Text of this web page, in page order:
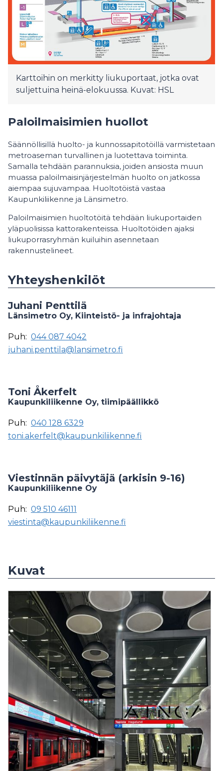
Karttoihin on merkitty liukuportaat, jotka ovat
suljettuina heinä-elokuussa. Kuvat: HSL
Paloilmaisimien huollot
Säännöllisillä huolto- ja kunnossapitotöillä varmistetaan
metroaseman turvallinen ja luotettava toiminta.
Samalla tehdään parannuksia, joiden ansiosta muun
muassa paloilmaisinjärjestelmän huolto on jatkossa
aiempaa sujuvampaa. Huoltotöistä vastaa
Kaupunkiliikenne ja Länsimetro.
Paloilmaisimien huoltotöitä tehdään liukuportaiden
yläpuolisissa kattorakenteissa. Huoltotöiden ajaksi
liukuporrasryhmän kuiluihin asennetaan
rakennustelineet.
Yhteyshenkilöt
Juhani Penttilä
Länsimetro Oy, Kiinteistö- ja infrajohtaja
Puh: 044 087 4042
juhani.penttila@lansimetro.fi
Toni Åkerfelt
Kaupunkiliikenne Oy, tiimipäällikkö
Puh: 040 128 6329
toni.akerfelt@kaupunkiliikenne.fi
Viestinnän päivytäjä (arkisin 9-16)
Kaupunkiliikenne Oy
Puh: 09 510 46111
viestinta@kaupunkiliikenne.fi
Kuvat